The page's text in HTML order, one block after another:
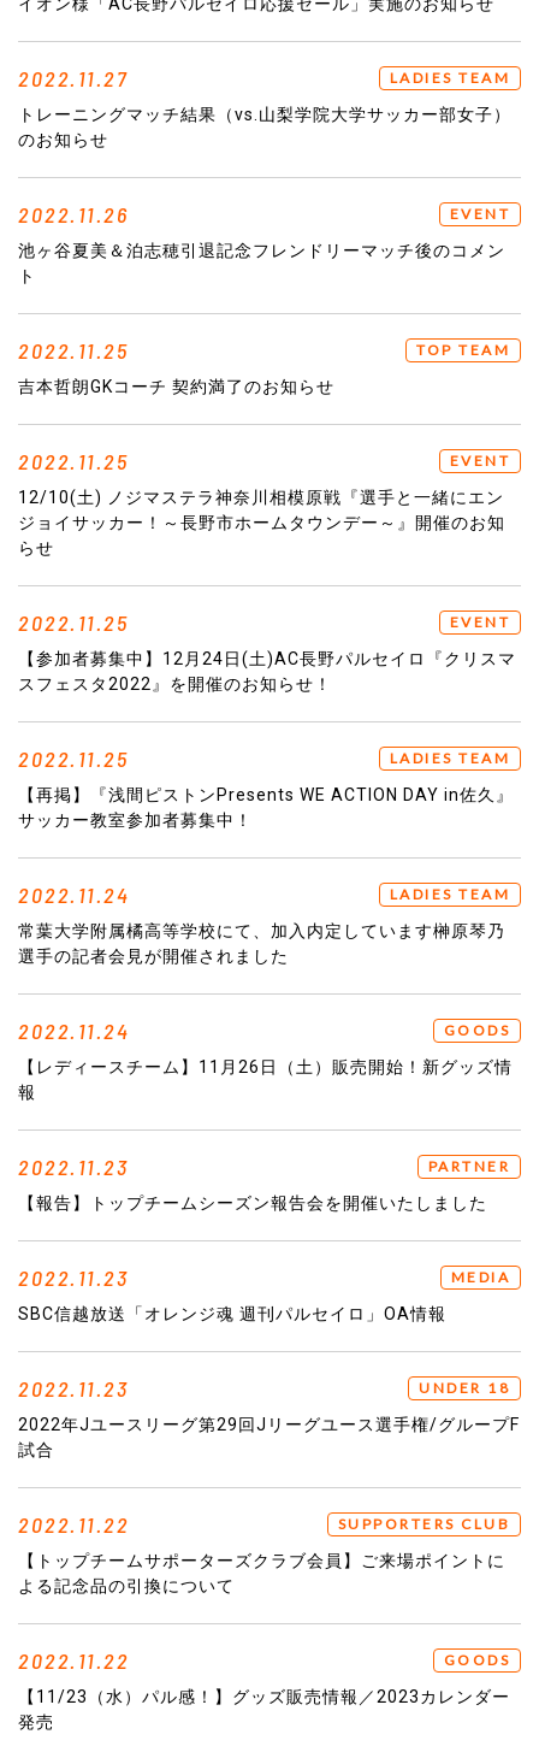
イオン様「AC長野パルセイロ応援セール」実施のお知らせ
2022.11.27 LADIES TEAM
トレーニングマッチ結果（vs.山梨学院大学サッカー部女子）
のお知らせ
2022.11.26 EVENT
池ヶ谷夏美＆泊志穂引退記念フレンドリーマッチ後のコメン
ト
2022.11.25 TOP TEAM
吉本哲朗GKコーチ 契約満了のお知らせ
2022.11.25 EVENT
12/10(土) ノジマステラ神奈川相模原戦『選手と一緒にエン
ジョイサッカー！～長野市ホームタウンデー～』開催のお知
らせ
2022.11.25 EVENT
【参加者募集中】12月24日(土)AC長野パルセイロ『クリスマ
スフェスタ2022』を開催のお知らせ！
2022.11.25 LADIES TEAM
【再掲】『浅間ピストンPresents WE ACTION DAY in佐久』
サッカー教室参加者募集中！
2022.11.24 LADIES TEAM
常葉大学附属橘高等学校にて、加入内定しています榊原琴乃
選手の記者会見が開催されました
2022.11.24 GOODS
【レディースチーム】11月26日（土）販売開始！新グッズ情
報
2022.11.23 PARTNER
【報告】トップチームシーズン報告会を開催いたしました
2022.11.23 MEDIA
SBC信越放送「オレンジ魂 週刊パルセイロ」OA情報
2022.11.23 UNDER 18
2022年Jユースリーグ第29回Jリーグユース選手権/グループF
試合
2022.11.22 SUPPORTERS CLUB
【トップチームサポーターズクラブ会員】ご来場ポイントに
よる記念品の引換について
2022.11.22 GOODS
【11/23（水）パル感！】グッズ販売情報／2023カレンダー
発売